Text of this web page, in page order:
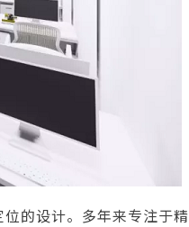
的设计。多年来专注于精